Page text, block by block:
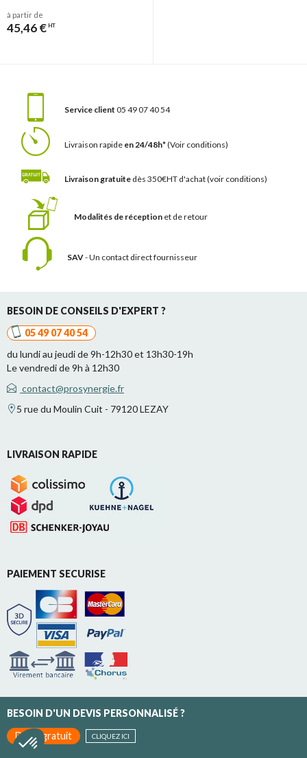
à partir de
45,46 € HT
Service client 05 49 07 40 54
Livraison rapide en 24/48h*(Voir conditions)
Livraison gratuite dès 350€HT d'achat(voir conditions)
Modalités de réception et de retour
SAV- Un contact direct fournisseur
BESOIN DE CONSEILS D'EXPERT ?
05 49 07 40 54
du lundi au jeudi de 9h-12h30 et 13h30-19h
Le vendredi de 9h à 12h30
contact@prosynergie.fr
5 rue du Moulin Cuit - 79120 LEZAY
LIVRAISON RAPIDE
PAIEMENT SECURISE
BESOIN D'UN DEVIS PERSONNALISÉ ?
Devis gratuit
CLIQUEZ ICI